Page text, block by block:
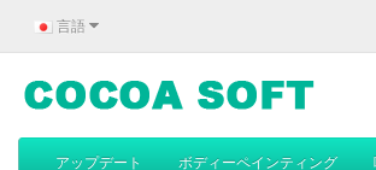
言語
アップデート ボディーペインティング